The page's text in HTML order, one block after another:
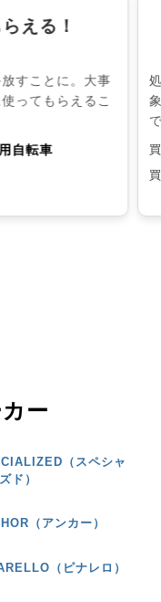
える！
すことに。大事
ってもらえるこ
自転車
ー
（スペシャ
ド）
（アンカー）
（ピナレロ）